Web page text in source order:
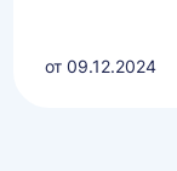
от 09.12.2024